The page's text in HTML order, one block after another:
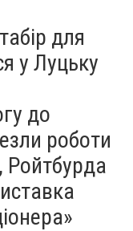
для
у Луцьку
до
роботи